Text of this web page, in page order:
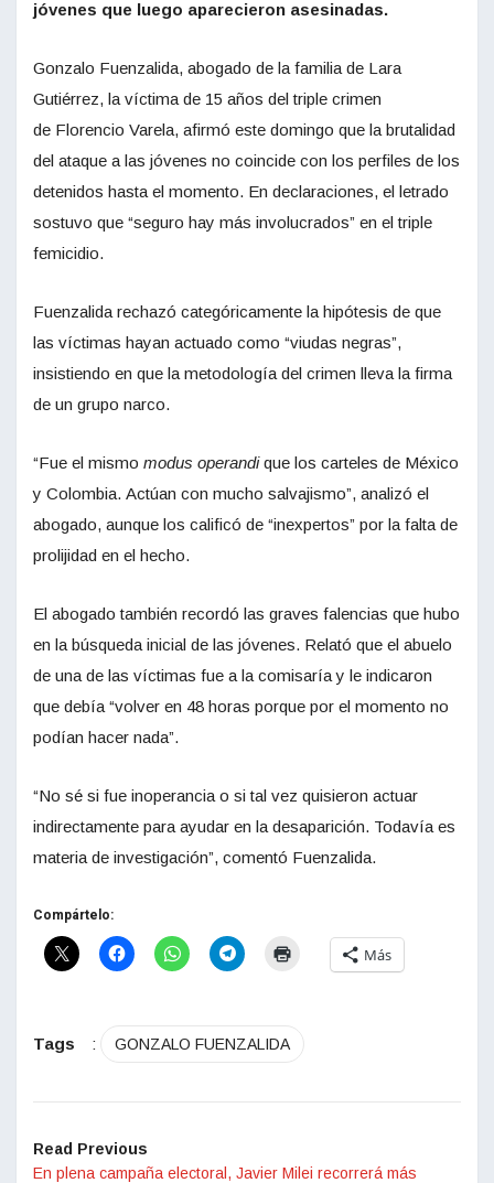
jóvenes que luego aparecieron asesinadas.
Gonzalo Fuenzalida, abogado de la familia de Lara
Gutiérrez, la víctima de 15 años del triple crimen
de Florencio Varela, afirmó este domingo que la brutalidad
del ataque a las jóvenes no coincide con los perfiles de los
detenidos hasta el momento. En declaraciones, el letrado
sostuvo que “seguro hay más involucrados” en el triple
femicidio.
Fuenzalida rechazó categóricamente la hipótesis de que
las víctimas hayan actuado como “viudas negras”,
insistiendo en que la metodología del crimen lleva la firma
de un grupo narco.
“Fue el mismo modus operandique los carteles de México
y Colombia. Actúan con mucho salvajismo”, analizó el
abogado, aunque los calificó de “inexpertos” por la falta de
prolijidad en el hecho.
El abogado también recordó las graves falencias que hubo
en la búsqueda inicial de las jóvenes. Relató que el abuelo
de una de las víctimas fue a la comisaría y le indicaron
que debía “volver en 48 horas porque por el momento no
podían hacer nada”.
“No sé si fue inoperancia o si tal vez quisieron actuar
indirectamente para ayudar en la desaparición. Todavía es
materia de investigación”, comentó Fuenzalida.
Compártelo:
Más
Tags : GONZALO FUENZALIDA
Read Previous
En plena campaña electoral, Javier Milei recorrerá más